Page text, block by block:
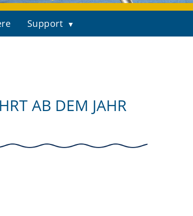
Support
AB DEM JAHR